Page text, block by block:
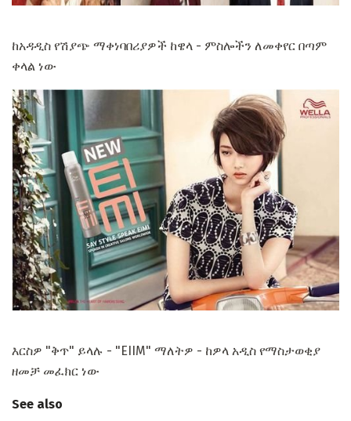
ከአዳዲስ የሽያጭ ማቀነባበሪያዎች ከዌላ - ምስሎችን ለመቀየር በጣም
ቀላል ነው
እርስዎ "ቅጥ" ይላሉ - "EIIM" ማለትዎ - ከዎላ አዲስ የማስታወቂያ
ዘመቻ መፈክር ነው
See also